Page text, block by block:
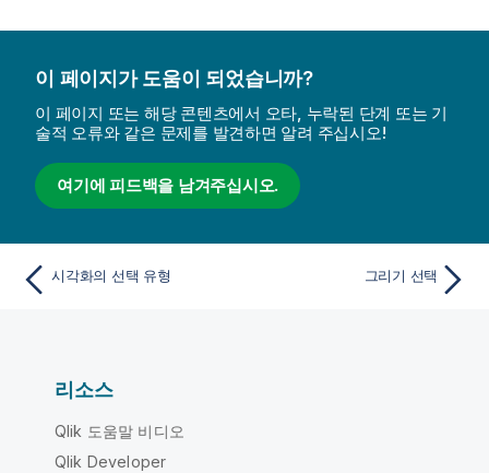
이 페이지가 도움이 되었습니까?
이 페이지 또는 해당 콘텐츠에서 오타, 누락된 단계 또는 기
술적 오류와 같은 문제를 발견하면 알려 주십시오!
여기에 피드백을 남겨주십시오.
시각화의 선택 유형 그리기 선택
리소스
Qlik 도움말 비디오
Qlik Developer